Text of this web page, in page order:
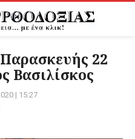
22
Βασιλίσκος
| 15:27